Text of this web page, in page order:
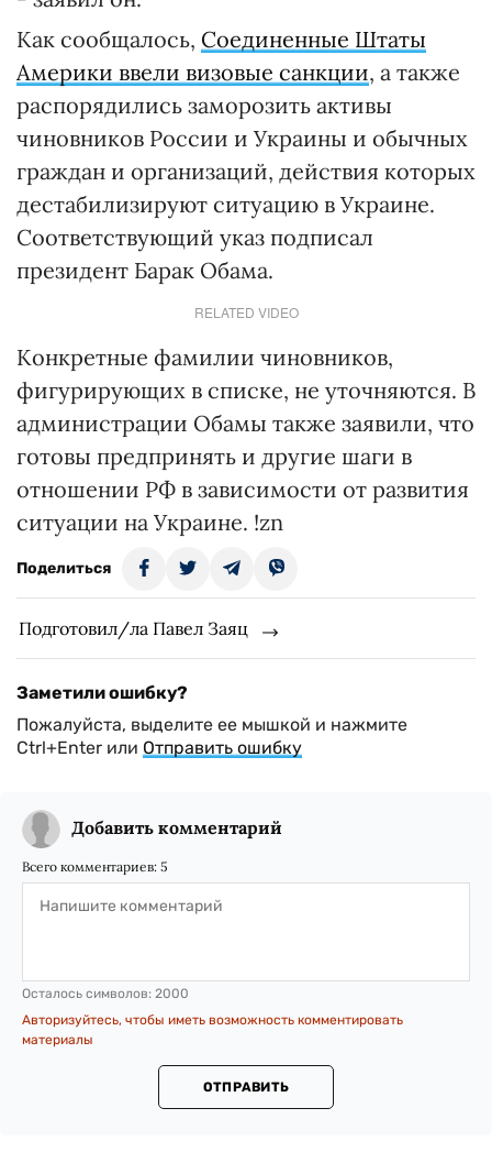
Как сообщалось, Соединенные Штаты
Америки ввели визовые санкции, а также
распорядились заморозить активы
чиновников России и Украины и обычных
граждан и организаций, действия которых
дестабилизируют ситуацию в Украине.
Соответствующий указ подписал
президент Барак Обама.
RELATED VIDEO
Конкретные фамилии чиновников,
фигурирующих в списке, не уточняются. В
администрации Обамы также заявили, что
готовы предпринять и другие шаги в
отношении РФ в зависимости от развития
ситуации на Украине. !zn
Поделиться
Подготовил/ла Павел Заяц
Заметили ошибку?
Пожалуйста, выделите ее мышкой и нажмите
Ctrl+Enter или Отправить ошибку
Добавить комментарий
Всего комментариев: 5
Осталось символов: 2000
Авторизуйтесь, чтобы иметь возможность комментировать
материалы
ОТПРАВИТЬ